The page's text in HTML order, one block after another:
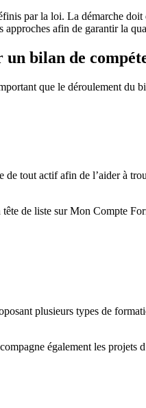
par la loi. La démarche
afin de garantir la
bilan de
que le déroulement
tout actif afin de l’aider à
de liste sur Mon Compte
plusieurs types de
également les projets